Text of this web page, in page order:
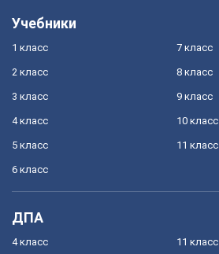
Учебники
1 класс
2 класс
3 класс
4 класс
5 класс
6 класс
7 класс
8 класс
9 класс
10 класс
11 класс
ДПА
4 класс 11 класс